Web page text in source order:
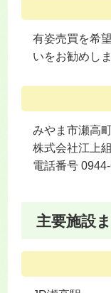
有姿売買を希
いをお勧めしま
みやま市瀬高
株式会社江上組
電話番号
主要施設